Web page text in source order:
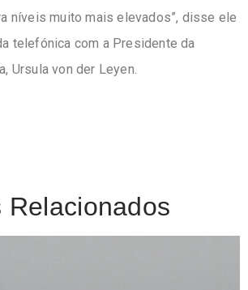
níveis muito mais elevados”, disse ele
telefónica com a Presidente da
Ursula von der Leyen.
Relacionados